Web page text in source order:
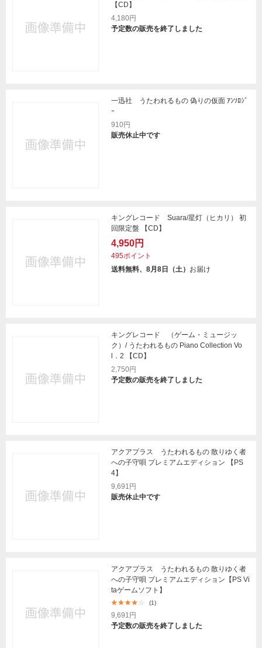
【CD】
4,180円
予定数の販売を終了しました
一迅社 うたわれるもの 偽りの仮面 ｱﾝｿﾛｼﾞ
ｰ
910円
販売休止中です
キングレコード Suara/星灯（ヒカリ） 初
回限定盤 【CD】
4,950円
495ポイント
送料無料、8月8日（土） お届け
キングレコード （ゲーム・ミュージッ
ク）/ うたわれるもの Piano Collection Vo
l．2 【CD】
2,750円
予定数の販売を終了しました
アクアプラス うたわれるもの 散りゆく者
への子守唄 プレミアムエディション 【PS
4】
9,691円
販売休止中です
アクアプラス うたわれるもの 散りゆく者
への子守唄 プレミアムエディション【PS Vi
taゲームソフト】
(1)
9,691円
予定数の販売を終了しました